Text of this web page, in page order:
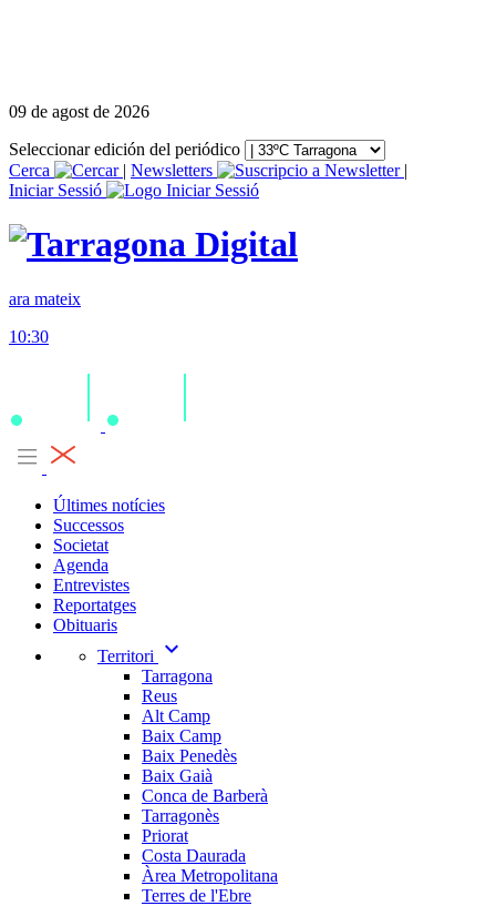
09 de agost de 2026
Seleccionar edición del periódico
Cerca
| Newsletters
|
Iniciar Sessió
ara mateix
10:30
Últimes notícies
Successos
Societat
Agenda
Entrevistes
Reportatges
Obituaris
Territori
expand_more
Tarragona
Reus
Alt Camp
Baix Camp
Baix Penedès
Baix Gaià
Conca de Barberà
Tarragonès
Priorat
Costa Daurada
Àrea Metropolitana
Terres de l'Ebre